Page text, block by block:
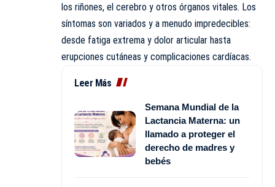
los riñones, el cerebro y otros órganos vitales. Los
síntomas son variados y a menudo impredecibles:
desde fatiga extrema y dolor articular hasta
erupciones cutáneas y complicaciones cardíacas.
Leer Más
Semana Mundial de la
Lactancia Materna: un
llamado a proteger el
derecho de madres y
bebés